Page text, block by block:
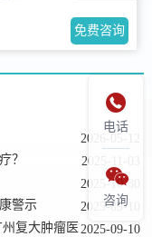
免费咨询
2026-05-12
2025-11-03
？
2025-10-30
2025-09-10
警示
2025-09-10
复大肿瘤医

电话

咨询